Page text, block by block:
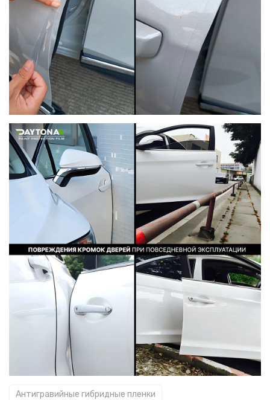
Антигравийные гибридные пленки